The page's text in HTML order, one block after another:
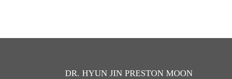
DR. HYUN JIN PRESTON MOON